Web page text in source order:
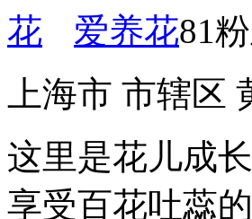
爱养花81
上海市 市辖区
这里是花儿成
享受百花吐蕊